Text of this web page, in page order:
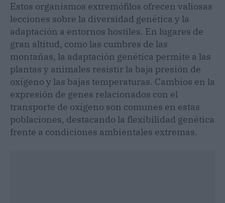
Estos organismos extremófilos ofrecen valiosas
lecciones sobre la diversidad genética y la
adaptación a entornos hostiles. En lugares de
gran altitud, como las cumbres de las
montañas, la adaptación genética permite a las
plantas y animales resistir la baja presión de
oxígeno y las bajas temperaturas. Cambios en la
expresión de genes relacionados con el
transporte de oxígeno son comunes en estas
poblaciones, destacando la flexibilidad genética
frente a condiciones ambientales extremas.